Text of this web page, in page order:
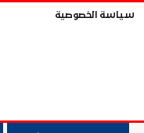
سياسة الخصوصية